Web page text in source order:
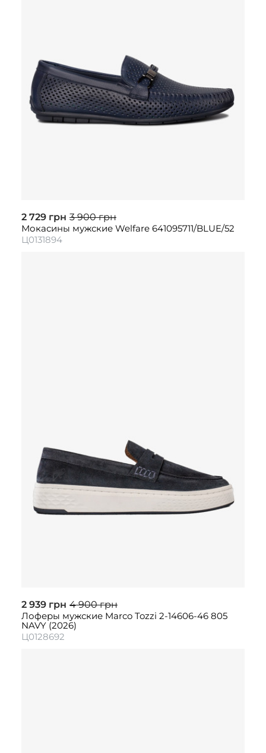
2 729 грн 3 900 грн
Мокасины мужские Welfare 641095711/BLUE/52
Ц0131894
2 939 грн 4 900 грн
Лоферы мужские Marco Tozzi 2-14606-46 805
NAVY (2026)
Ц0128692